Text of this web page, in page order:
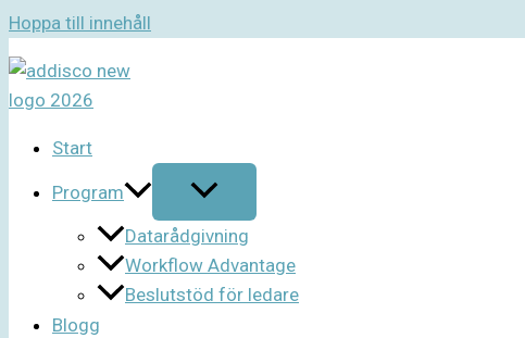
Hoppa till innehåll
Start
Program
Datarådgivning
Workflow Advantage
Beslutstöd för ledare
Blogg